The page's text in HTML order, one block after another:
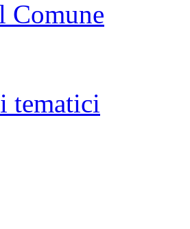
Comune
tematici